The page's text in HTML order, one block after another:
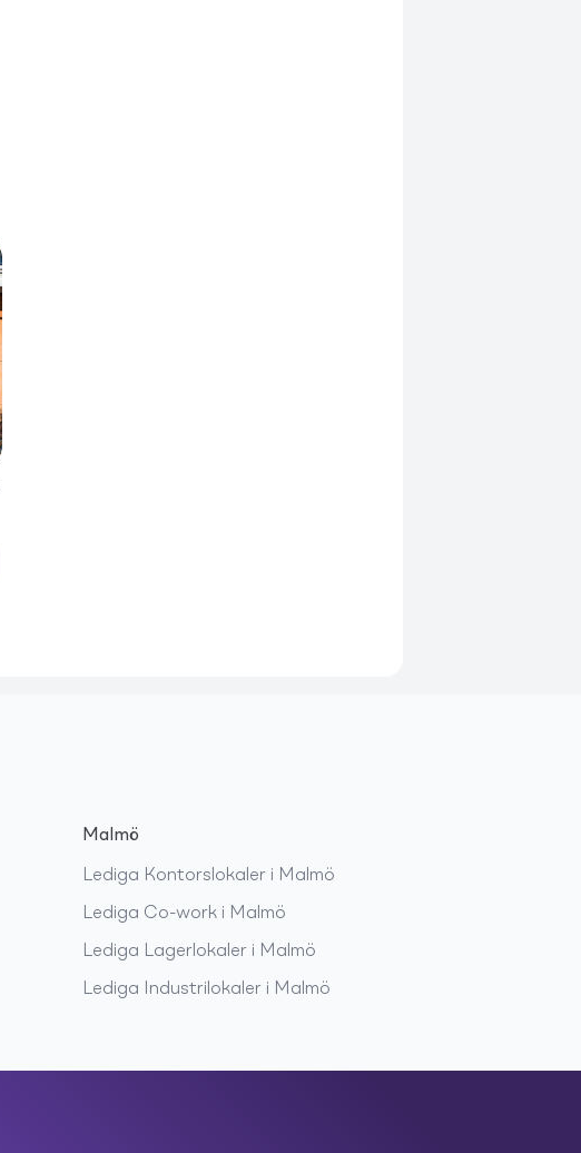
Malmö
Lediga Kontorslokaler i Malmö
Lediga Co-work i Malmö
Lediga Lagerlokaler i Malmö
Lediga Industrilokaler i Malmö